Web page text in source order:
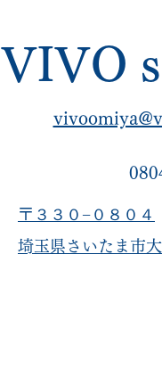
VIVO
〒３３０−０８０４
埼玉県さいたま市